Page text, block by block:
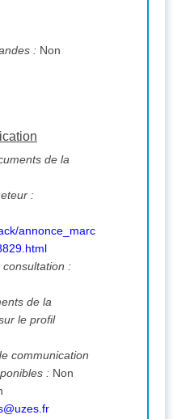
: Non
de la
:
annonce_marc
:
de la
le profil
communication
: Non